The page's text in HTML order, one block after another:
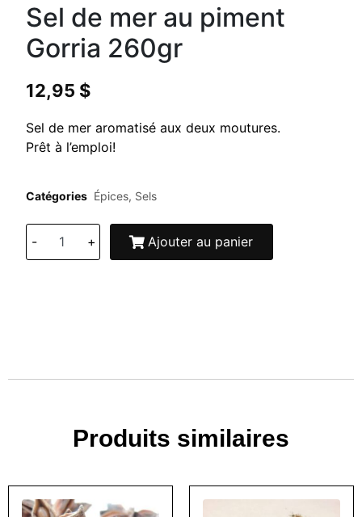
Sel de mer au piment
Gorria 260gr
12,95 $
Sel de mer aromatisé aux deux moutures.
Prêt à l’emploi!
Catégories Épices, Sels
- + Ajouter au panier
Produits similaires